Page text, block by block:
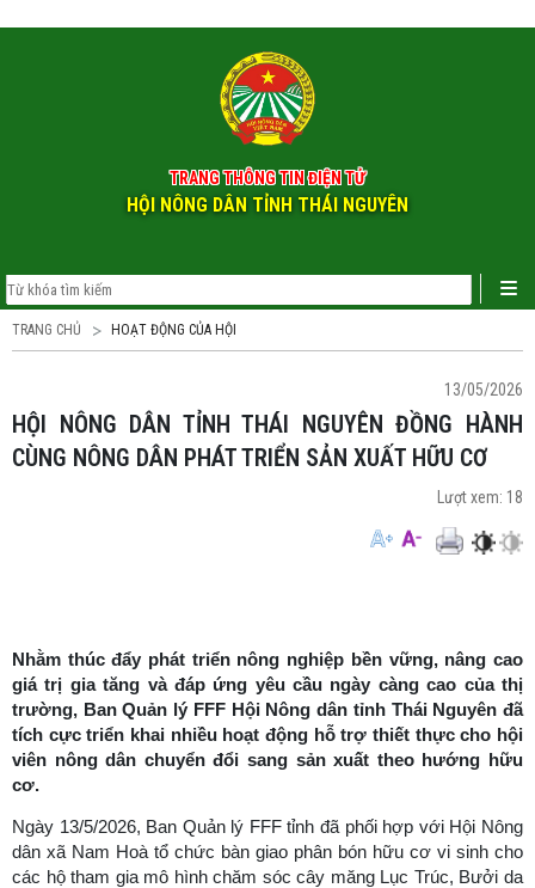
TRANG THÔNG TIN ĐIỆN TỬ
HỘI NÔNG DÂN TỈNH THÁI NGUYÊN
TRANG CHỦ HOẠT ĐỘNG CỦA HỘI
13/05/2026
HỘI NÔNG DÂN TỈNH THÁI NGUYÊN ĐỒNG HÀNH
CÙNG NÔNG DÂN PHÁT TRIỂN SẢN XUẤT HỮU CƠ
Lượt xem: 18
Nhằm thúc đẩy phát triển nông nghiệp bền vững, nâng cao
giá trị gia tăng và đáp ứng yêu cầu ngày càng cao của thị
trường, Ban Quản lý FFF Hội Nông dân tỉnh Thái Nguyên đã
tích cực triển khai nhiều hoạt động hỗ trợ thiết thực cho hội
viên nông dân chuyển đổi sang sản xuất theo hướng hữu
cơ.
Ngày 13/5/2026, Ban Quản lý FFF tỉnh đã phối hợp với Hội Nông
dân xã Nam Hoà tổ chức bàn giao phân bón hữu cơ vi sinh cho
các hộ tham gia mô hình chăm sóc cây măng Lục Trúc, Bưởi da